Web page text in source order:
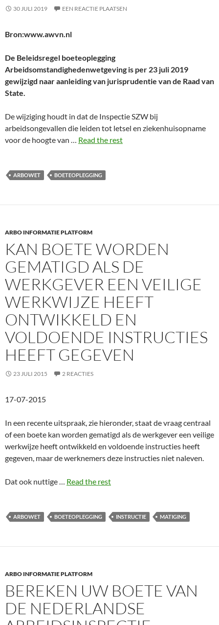
30 JULI 2019 EEN REACTIE PLAATSEN
Bron:www.awvn.nl
De Beleidsregel boeteoplegging
Arbeidsomstandighedenwetgeving is per 23 juli 2019
gewijzigd naar aanleiding van jurisprudentie van de Raad van
State.
De wijziging houdt in dat de Inspectie SZW bij
arbeidsongevallen die leiden tot letsel en ziekenhuisopname
voor de hoogte van … Read the rest
ARBOWET BOETEOPLEGGING
ARBO INFORMATIE PLATFORM
KAN BOETE WORDEN
GEMATIGD ALS DE
WERKGEVER EEN VEILIGE
WERKWIJZE HEEFT
ONTWIKKELD EN
VOLDOENDE INSTRUCTIES
HEEFT GEGEVEN
23 JULI 2015 2 REACTIES
17-07-2015
In een recente uitspraak, zie hieronder, staat de vraag centraal
of een boete kan worden gematigd als de werkgever een veilige
werkwijze heeft ontwikkeld en voldoende instructies heeft
gegeven, maar de werknemers deze instructies niet naleven.
Dat ook nuttige … Read the rest
ARBOWET BOETEOPLEGGING INSTRUCTIE MATIGING
ARBO INFORMATIE PLATFORM
BEREKEN UW BOETE VAN
DE NEDERLANDSE